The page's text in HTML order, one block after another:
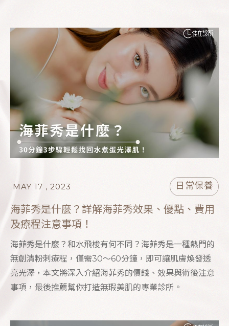
MAY 17 , 2023 日常保養
海菲秀是什麼？詳解海菲秀效果、優點、費用
及療程注意事項！
海菲秀是什麼？和水飛梭有何不同？海菲秀是一種熱門的
無創清粉刺療程，僅需30～60分鐘，即可讓肌膚煥發透
亮光澤，本文將深入介紹海菲秀的價錢、效果與術後注意
事項，最後推薦幫你打造無瑕美肌的專業診所。